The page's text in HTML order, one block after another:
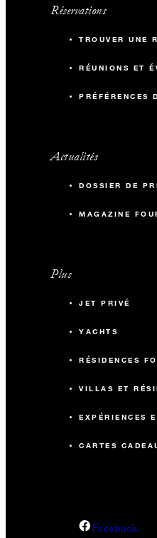
Réservations
TROUVER UNE
RÉUNIONS ET
PRÉFÉRENCES
Actualités
DOSSIER DE
MAGAZINE
Plus
JET PRIVÉ
YACHTS
RÉSIDENCES
VILLAS ET
EXPÉRIENCES
CARTES
Facebook